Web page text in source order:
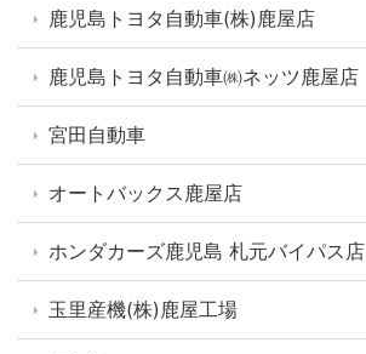
鹿児島トヨタ自動車(株)鹿屋店
鹿児島トヨタ自動車㈱ネッツ鹿屋店
宮田自動車
オートバックス鹿屋店
ホンダカーズ鹿児島 札元バイパス店
玉里産機(株)鹿屋工場